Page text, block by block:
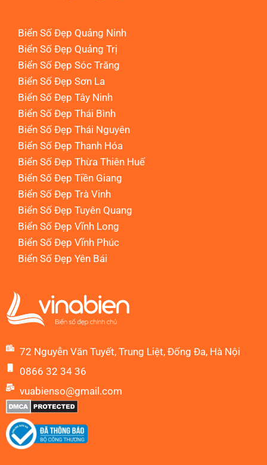
Biển Số Đẹp Quảng Ninh
Biển Số Đẹp Quảng Trị
Biển Số Đẹp Sóc Trăng
Biển Số Đẹp Sơn La
Biển Số Đẹp Tây Ninh
Biển Số Đẹp Thái Bình
Biển Số Đẹp Thái Nguyên
Biển Số Đẹp Thanh Hóa
Biển Số Đẹp Thừa Thiên Huế
Biển Số Đẹp Tiền Giang
Biển Số Đẹp Trà Vinh
Biển Số Đẹp Tuyên Quang
Biển Số Đẹp Vĩnh Long
Biển Số Đẹp Vĩnh Phúc
Biển Số Đẹp Yên Bái
72 Nguyễn Văn Tuyết, Trung Liệt, Đống Đa, Hà Nội
0866 32 34 36
vuabienso@gmail.com